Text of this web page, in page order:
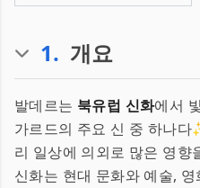
1. 개요
발데르는 북유럽 신화에서
가르드의 주요 신 중 하나
리 일상에 의외로 많은 영향
신화는 현대 문화와 예술,